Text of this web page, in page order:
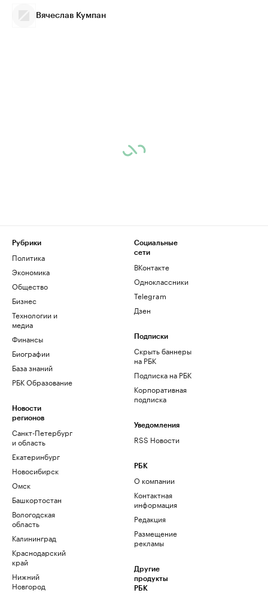
Вячеслав Кумпан
Рубрики
Политика
Экономика
Общество
Бизнес
Технологии и
медиа
Финансы
Биографии
База знаний
РБК Образование
Новости
регионов
Санкт-Петербург
и область
Екатеринбург
Новосибирск
Омск
Башкортостан
Вологодская
область
Калининград
Краснодарский
край
Нижний
Новгород
Социальные
сети
ВКонтакте
Одноклассники
Telegram
Дзен
Подписки
Скрыть баннеры
на РБК
Подписка на РБК
Корпоративная
подписка
Уведомления
RSS Новости
РБК
О компании
Контактная
информация
Редакция
Размещение
рекламы
Другие
продукты
РБК